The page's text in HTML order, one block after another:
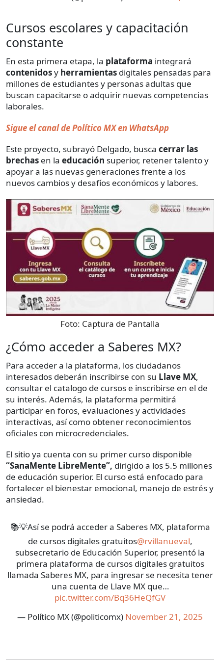
Cursos escolares y capacitación
constante
En esta primera etapa, la plataforma integrará
contenidosy herramientas digitales pensadas para
millones de estudiantes y personas adultas que
buscan capacitarse o adquirir nuevas competencias
laborales.
Sigue el canal de Político MX en WhatsApp
Este proyecto, subrayó Delgado, busca cerrar las
brechas en la educación superior, retener talento y
apoyar a las nuevas generaciones frente a los
nuevos cambios y desafíos económicos y labores.
Foto: Captura de Pantalla
¿Cómo acceder a Saberes MX?
Para acceder a la plataforma, los ciudadanos
interesados deberán inscribirse con su Llave MX,
consultar el catalogo de cursos e inscribirse en el de
su interés. Además, la plataforma permitirá
participar en foros, evaluaciones y actividades
interactivas, así como obtener reconocimientos
oficiales con microcredenciales.
El sitio ya cuenta con su primer curso disponible
“SanaMente LibreMente”, dirigido a los 5.5 millones
de educación superior. El curso está enfocado para
fortalecer el bienestar emocional, manejo de estrés y
ansiedad.
📚💡Así se podrá acceder a Saberes MX, plataforma
de cursos digitales gratuitos@rvillanueval,
subsecretario de Educación Superior, presentó la
primera plataforma de cursos digitales gratuitos
llamada Saberes MX, para ingresar se necesita tener
una cuenta de Llave MX que…
pic.twitter.com/Bq36HeQfGV
— Político MX (@politicomx) November 21, 2025